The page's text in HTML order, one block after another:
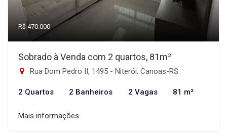
R$ 470.000
Sobrado à Venda com 2 quartos, 81m²
Rua Dom Pedro II, 1495 - Niterói, Canoas-RS
2 Quartos 2 Banheiros 2 Vagas 81 m²
Mais informações